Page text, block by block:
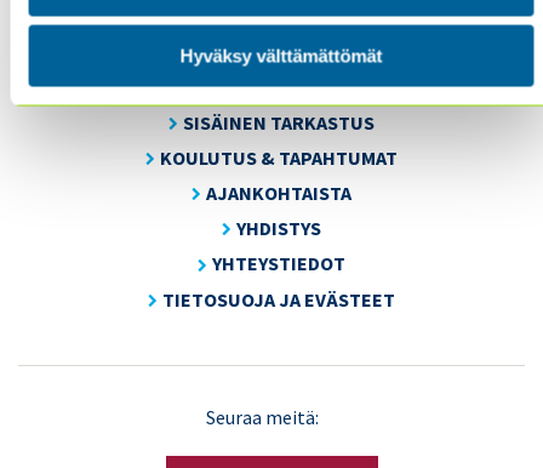
Hyväksy välttämättömät
FI 00180 Helsinki
Tel. +358 (0)50 505 6669
SISÄINEN TARKASTUS
KOULUTUS & TAPAHTUMAT
AJANKOHTAISTA
YHDISTYS
YHTEYSTIEDOT
TIETOSUOJA JA EVÄSTEET
Seuraa meitä: